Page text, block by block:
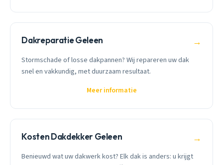
Dakreparatie Geleen →
Stormschade of losse dakpannen? Wij repareren uw dak
snel en vakkundig, met duurzaam resultaat.
Meer informatie
Kosten Dakdekker Geleen →
Benieuwd wat uw dakwerk kost? Elk dak is anders: u krijgt